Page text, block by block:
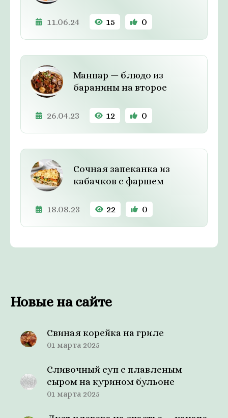
11.06.24 15 0
Манпар — блюдо из
баранины на второе
26.04.23 12 0
Сочная запеканка из
кабачков с фаршем
18.08.23 22 0
Новые на сайте
Свиная корейка на гриле
01 марта 2025
Сливочный суп с плавленым
сыром на курином бульоне
01 марта 2025